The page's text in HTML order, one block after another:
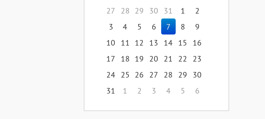
27
28 29 30 31 1
2
3
4 5 6 7 8
9
10
11 12 13 14 15
16
17
18 19 20 21 22
23
24 25 26 27 28 29
30
31
1 2 3 4 5 6